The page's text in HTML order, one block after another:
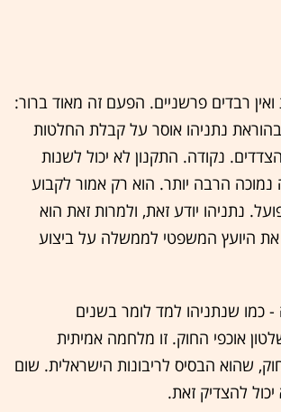
רבדים פרשניים. הפעם זה מאוד ברור:
בהוראת נתניהו אוסר על קבלת החלטות
נקודה. התקנון לא יכול לשנות
נמוכה הרבה יותר. הוא רק אמור לקבוע
נתניהו יודע זאת, ולמרות זאת הוא
את היועץ המשפטי לממשלה על ביצוע
כמו שנתניהו למד לומר בשנים
אוכפי החוק. זו מלחמה אמיתית
שהוא הבסיס לריבונות הישראלית. שום
להצדיק זאת.